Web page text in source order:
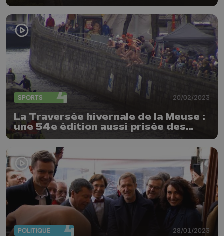
SPORTS 20/02/2023
La Traversée hivernale de la Meuse :
une 54e édition aussi prisée des
compétiteurs !
POLITIQUE 28/01/2023